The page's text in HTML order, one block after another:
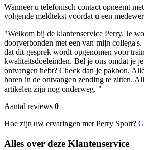
Wanneer u telefonisch contact opneemt
volgende meldtekst voordat u een
"Welkom bij de klantenservice Perry. Je
doorverbonden met een van mijn
dat dit gesprek wordt opgenomen voor
kwaliteitsdoeleinden. Bel je ons omdat je
ontvangen hebt? Check dan je pakbon.
horen in de ontvangen zending te zitten.
artikelen zijn nog onderweg. "
Aantal reviews 0
Hoe zijn uw ervaringen met Perry Sport?
Alles over deze Klantenservice